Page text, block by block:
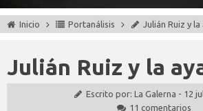
Inicio Portanálisis Julián Ruiz y la
Julián Ruiz y la
Escrito por: La Galerna - 12
11 comentarios